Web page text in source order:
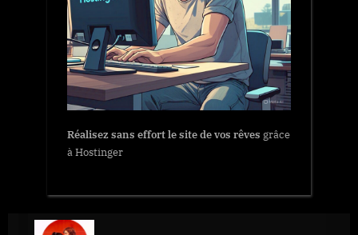
Réalisez sans effort le site de vos rêves grâce
à Hostinger